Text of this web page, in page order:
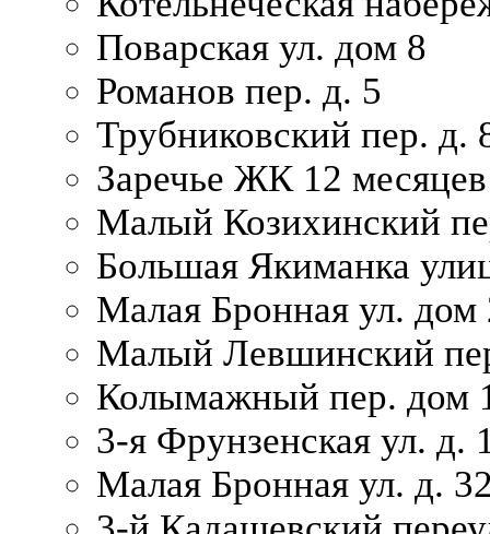
Поварская ул. дом 8
Романов пер. д. 5
Трубниковский пер. д.
Заречье ЖК 12 месяцев
Малый Козихинский
Большая Якиманка
Малая Бронная ул. дом
Малый Левшинский
Колымажный пер. дом
3-я Фрунзенская ул. д.
Малая Бронная ул. д.